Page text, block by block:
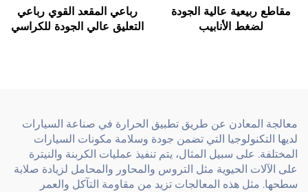
مقاطع ربيعية عالية الجودة
لضغط الأنابيب
رباعي المقعد القوي رباعي
التعليق عالي الجودة للكراسي
معالجة المعادن عن طريق تطبيق الحرارة في صناعة السيارات
لديها التكنولوجيا التي تضمن جودة وسلامة مكونات السيارات
المختلفة. على سبيل المثال، يتم تنفيذ عمليات الكربنة والنيترة
على الآلات الحيوية مثل التروس والمحاور والمحامل لزيادة صلابة
سطحها. مثل هذه المعالجات تزيد من مقاومة التآكل والعمر